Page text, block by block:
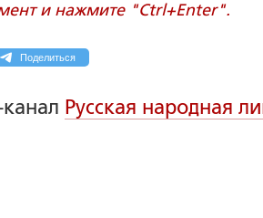
и нажмите "Ctrl+Enter".
Поделиться
Русская народная